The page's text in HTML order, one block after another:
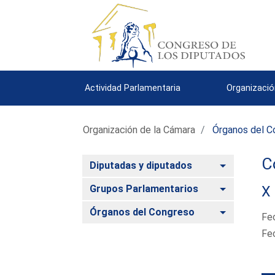
Actividad Parlamentaria
Organización de la Cámara Órganos del
Diputadas y diputados Alternar
Grupos Parlamentarios Alternar
Órganos del Congreso Alternar
X